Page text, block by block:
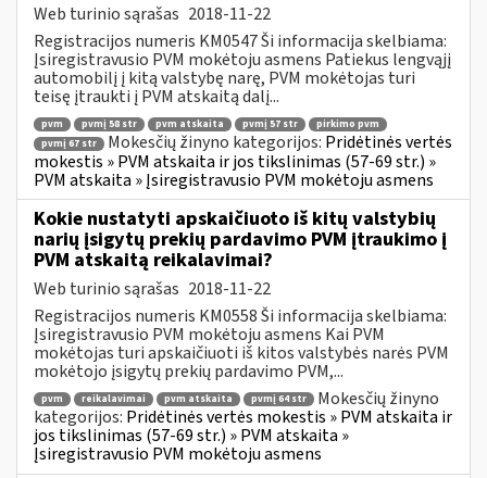
Web turinio sąrašas 2018-11-22
Registracijos numeris KM0547 Ši informacija skelbiama:
Įsiregistravusio PVM mokėtoju asmens Patiekus lengvąjį
automobilį į kitą valstybę narę, PVM mokėtojas turi
teisę įtraukti į PVM atskaitą dalį...
pvm pvmį 58 str pvm atskaita pvmį 57 str
pirkimo pvm
pvmį 67 str
Mokesčių žinyno kategorijos: Pridėtinės vertės
mokestis » PVM atskaita ir jos tikslinimas (57-69 str.) »
PVM atskaita » Įsiregistravusio PVM mokėtoju asmens
Kokie nustatyti apskaičiuoto iš kitų valstybių
narių įsigytų prekių pardavimo PVM įtraukimo į
PVM atskaitą reikalavimai?
Web turinio sąrašas 2018-11-22
Registracijos numeris KM0558 Ši informacija skelbiama:
Įsiregistravusio PVM mokėtoju asmens Kai PVM
mokėtojas turi apskaičiuoti iš kitos valstybės narės PVM
mokėtojo įsigytų prekių pardavimo PVM,...
pvm reikalavimai pvm atskaita pvmį 64 str
Mokesčių žinyno
kategorijos: Pridėtinės vertės mokestis » PVM atskaita ir
jos tikslinimas (57-69 str.) » PVM atskaita »
Įsiregistravusio PVM mokėtoju asmens